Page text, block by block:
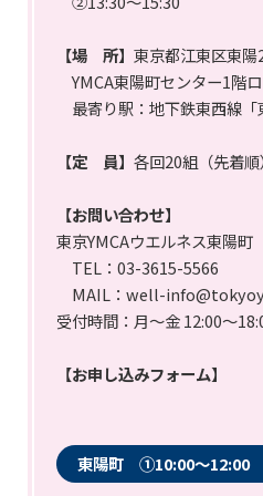
【場 所】 東京都江東区東
YMCA東陽町センター1階
最寄り駅：地下鉄東西線
【定 員】 各回20組（先着順）
【お問い合わせ】
東京YMCAウエルネス東陽町
TEL：03-3615-5566
MAIL：well-
受付時間：月～金 12:00～
【お申し込みフォーム】
東陽町 ①10:00～12:00